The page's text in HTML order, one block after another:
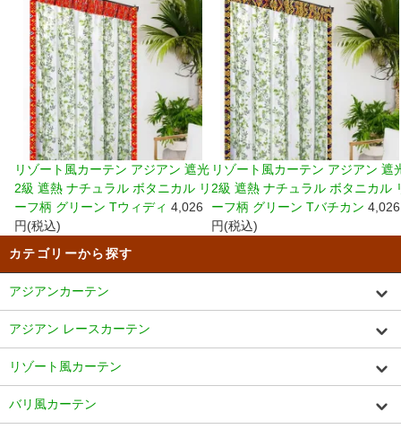
リゾート風カーテン アジアン 遮光
2級 遮熱 ナチュラル ボタニカル リ
ーフ柄 グリーン Tウィディ 4,026
円(税込)
リゾート風カーテン アジアン 遮
2級 遮熱 ナチュラル ボタニカル
ーフ柄 グリーン Tバチカン 4,026
円(税込)
カテゴリーから探す
アジアンカーテン
アジアン レースカーテン
リゾート風カーテン
バリ風カーテン